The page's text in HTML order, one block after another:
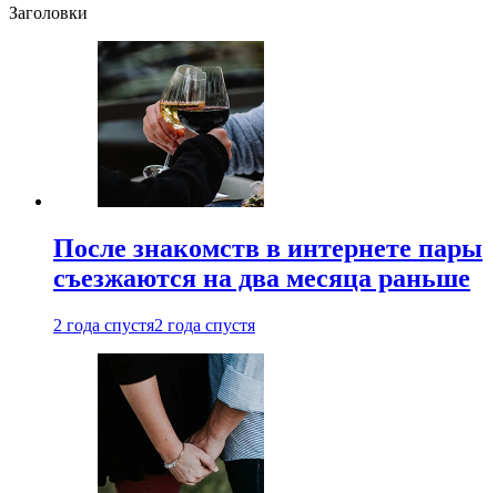
Заголовки
После знакомств в интернете пары
съезжаются на два месяца раньше
2 года спустя2 года спустя